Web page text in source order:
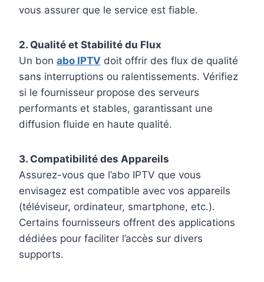
vous assurer que le service est fiable.
2. Qualité et Stabilité du Flux
Un bon abo IPTV doit offrir des flux de qualité
sans interruptions ou ralentissements. Vérifiez
si le fournisseur propose des serveurs
performants et stables, garantissant une
diffusion fluide en haute qualité.
3. Compatibilité des Appareils
Assurez-vous que l’abo IPTV que vous
envisagez est compatible avec vos appareils
(téléviseur, ordinateur, smartphone, etc.).
Certains fournisseurs offrent des applications
dédiées pour faciliter l’accès sur divers
supports.